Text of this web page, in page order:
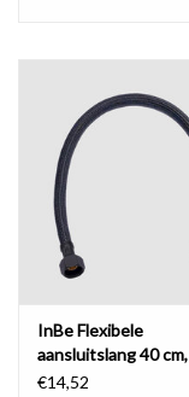
InBe Flexibele
aansluitslang 40 cm,
zwart
€14,52